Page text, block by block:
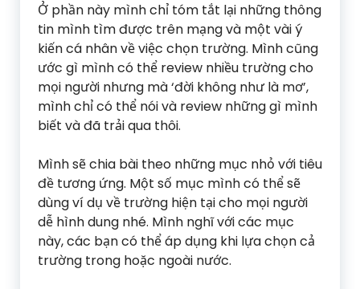
Ở phần này mình chỉ tóm tắt lại những thông
tin mình tìm được trên mạng và một vài ý
kiến cá nhân về việc chọn trường. Mình cũng
ước gì mình có thể review nhiều trường cho
mọi người nhưng mà ‘đời không như là mơ’,
mình chỉ có thể nói và review những gì mình
biết và đã trải qua thôi.
Mình sẽ chia bài theo những mục nhỏ với tiêu
đề tương ứng. Một số mục mình có thể sẽ
dùng ví dụ về trường hiện tại cho mọi người
dễ hình dung nhé. Mình nghĩ với các mục
này, các bạn có thể áp dụng khi lựa chọn cả
trường trong hoặc ngoài nước.